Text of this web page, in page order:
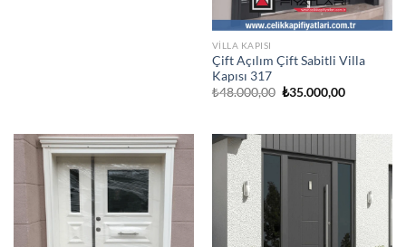
VILLA KAPISI
Çift Açılım Çift Sabitli Villa
Kapısı 317
₺48.000,00 Orijinal
₺35.000,00Şu